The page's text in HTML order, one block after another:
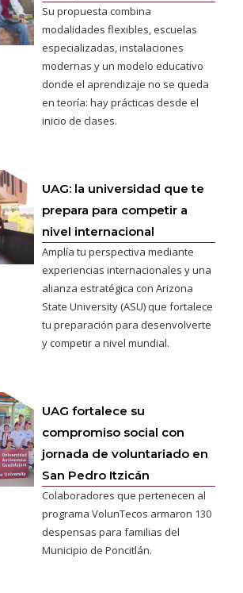
Su propuesta combina
modalidades flexibles, escuelas
especializadas, instalaciones
modernas y un modelo educativo
donde el aprendizaje no se queda
en teoría: hay prácticas desde el
inicio de clases.
UAG: la universidad que te
prepara para competir a
nivel internacional
Amplía tu perspectiva mediante
experiencias internacionales y una
alianza estratégica con Arizona
State University (ASU) que fortalece
tu preparación para desenvolverte
y competir a nivel mundial.
UAG fortalece su
compromiso social con
jornada de voluntariado en
San Pedro Itzicán
Colaboradores que pertenecen al
programa VolunTecos armaron 130
despensas para familias del
Municipio de Poncitlán.